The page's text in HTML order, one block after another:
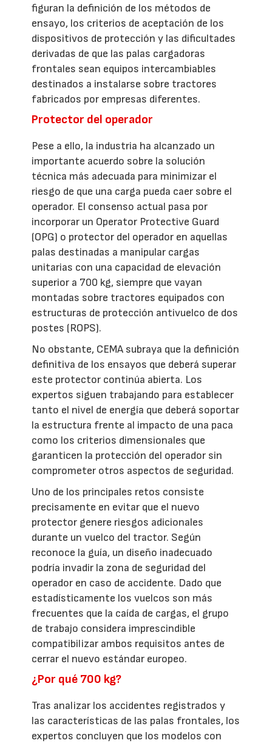
figuran la definición de los métodos de
ensayo, los criterios de aceptación de los
dispositivos de protección y las dificultades
derivadas de que las palas cargadoras
frontales sean equipos intercambiables
destinados a instalarse sobre tractores
fabricados por empresas diferentes.
Protector del operador
Pese a ello, la industria ha alcanzado un
importante acuerdo sobre la solución
técnica más adecuada para minimizar el
riesgo de que una carga pueda caer sobre el
operador. El consenso actual pasa por
incorporar un Operator Protective Guard
(OPG) o protector del operador en aquellas
palas destinadas a manipular cargas
unitarias con una capacidad de elevación
superior a 700 kg, siempre que vayan
montadas sobre tractores equipados con
estructuras de protección antivuelco de dos
postes (ROPS).
No obstante, CEMA subraya que la definición
definitiva de los ensayos que deberá superar
este protector continúa abierta. Los
expertos siguen trabajando para establecer
tanto el nivel de energía que deberá soportar
la estructura frente al impacto de una paca
como los criterios dimensionales que
garanticen la protección del operador sin
comprometer otros aspectos de seguridad.
Uno de los principales retos consiste
precisamente en evitar que el nuevo
protector genere riesgos adicionales
durante un vuelco del tractor. Según
reconoce la guía, un diseño inadecuado
podría invadir la zona de seguridad del
operador en caso de accidente. Dado que
estadísticamente los vuelcos son más
frecuentes que la caída de cargas, el grupo
de trabajo considera imprescindible
compatibilizar ambos requisitos antes de
cerrar el nuevo estándar europeo.
¿Por qué 700 kg?
Tras analizar los accidentes registrados y
las características de las palas frontales, los
expertos concluyen que los modelos con